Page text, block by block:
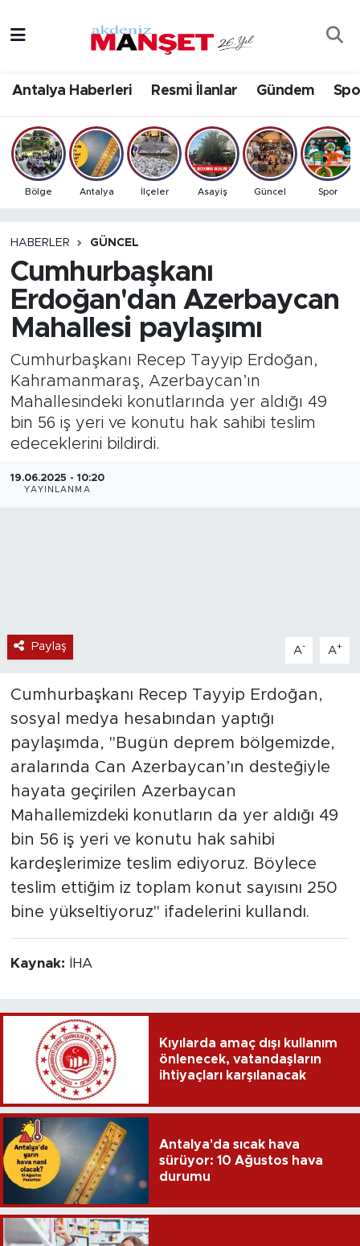
Antalya Haberleri Resmi İlanlar Gündem
Bölge Antalya İlçeler Asayiş Güncel Spor
HABERLER GÜNCEL
Cumhurbaşkanı
Erdoğan'dan Azerbaycan
Mahallesi paylaşımı
Cumhurbaşkanı Recep Tayyip Erdoğan,
Kahramanmaraş, Azerbaycan’ın
Mahallesindeki konutlarında yer aldığı 49
bin 56 iş yeri ve konutu hak sahibi teslim
edeceklerini bildirdi.
19.06.2025 - 10:20
YAYINLANMA
Paylaş A- A+
Cumhurbaşkanı Recep Tayyip Erdoğan,
sosyal medya hesabından yaptığı
paylaşımda, "Bugün deprem bölgemizde,
aralarında Can Azerbaycan’ın desteğiyle
hayata geçirilen Azerbaycan
Mahallemizdeki konutların da yer aldığı 49
bin 56 iş yeri ve konutu hak sahibi
kardeşlerimize teslim ediyoruz. Böylece
teslim ettiğim iz toplam konut sayısını 250
bine yükseltiyoruz" ifadelerini kullandı.
Kaynak: İHA
Kıyılarda amaç dışı kullanım
önlenecek, vatandaşların
ihtiyaçları karşılanacak
Antalya'da sıcak hava
sürüyor: 10 Ağustos hava
durumu
Bilim & Teknoloji
Eğitim
Ekonomi
Gündem
İlçeler
Magazin
Özel Haber
Politika
Turizm
Antalya Hava Durumu
Antalya Namaz Vakitleri
Antalya Trafik Yoğunluk Haritası
Tüm Manşetler
Son Dakika Haberleri